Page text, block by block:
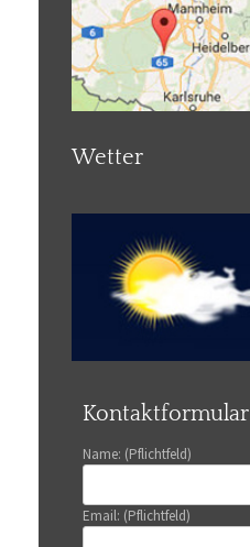
Wetter
Kontaktformular
Name: (Pflichtfeld)
Email: (Pflichtfeld)